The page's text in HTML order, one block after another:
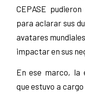
CEPASE
para aclarar sus
avatares
impactar en sus
En ese marco, la
que estuvo a